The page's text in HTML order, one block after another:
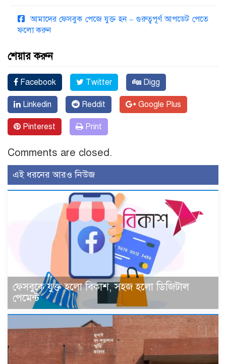
আমাদের ফেসবুক পেজে যুক্ত হন – গুরুত্বপূর্ণ আপডেট পেতে
ফলো করুন
শেয়ার করুন
Facebook Twitter Digg
Linkedin Reddit Google Plus
Pinterest Print
Comments are closed.
এই ধরনের আরও নিউজ
ফেসবুকে যুক্ত হলো বিকাশ, সহজ হলো ডিজিটাল
পেমেন্ট